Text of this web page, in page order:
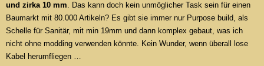
und zirka 10 mm. Das kann doch kein unmöglicher Task sein für einen
Baumarkt mit 80.000 Artikeln? Es gibt sie immer nur Purpose build, als
Schelle für Sanitär, mit min 19mm und dann komplex gebaut, was ich
nicht ohne modding verwenden könnte. Kein Wunder, wenn überall lose
Kabel herumfliegen …